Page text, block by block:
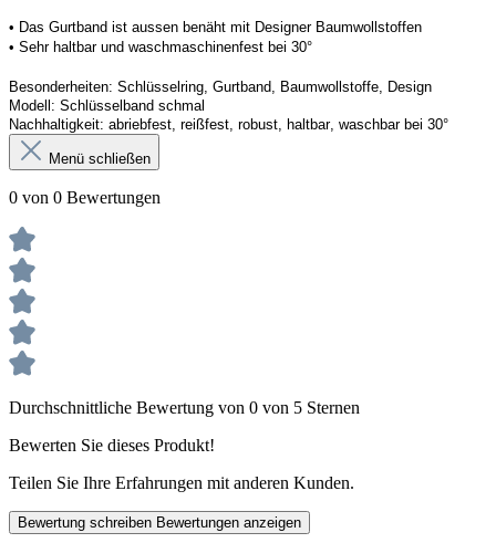
• Das Gurtband ist aussen benäht mit Designer Baumwollstoffen
• Sehr haltbar und waschmaschinenfest bei 30°
Besonderheiten: Schlüsselring, Gurtband, Baumwollstoffe, Design
Modell: Schlüsselband schmal
Nachhaltigkeit: abriebfest, reißfest, robust, haltbar, waschbar bei 30°
Menü schließen
0 von 0 Bewertungen
Durchschnittliche Bewertung von 0 von 5 Sternen
Bewerten Sie dieses Produkt!
Teilen Sie Ihre Erfahrungen mit anderen Kunden.
Bewertung schreiben Bewertungen anzeigen